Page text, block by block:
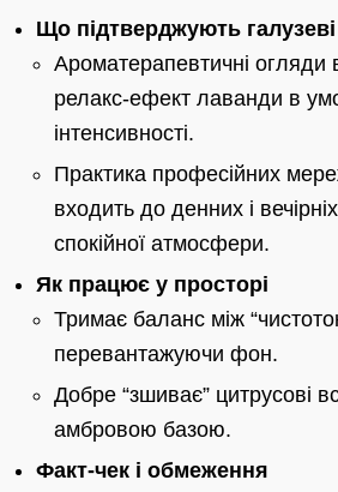
Що підтверджують
Ароматерапевтичні огляди
релакс-ефект лаванди в
інтенсивності.
Практика професійних
входить до денних і
спокійної атмосфери.
Як працює у просторі
Тримає баланс між
перевантажуючи фон.
Добре “зшиває” цитрусові
амбровою базою.
Факт-чек і обмеження